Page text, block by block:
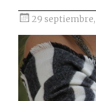
29 septiembre,